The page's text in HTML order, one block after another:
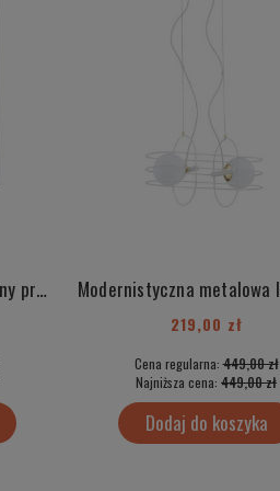
Szary plafon minimalistyczny prosty do biura elegancki Tyber 3 /3101
219,00 zł
Cena regularna:449,00 zł
Najniższa cena: 449,00 zł
Dodaj do koszyka